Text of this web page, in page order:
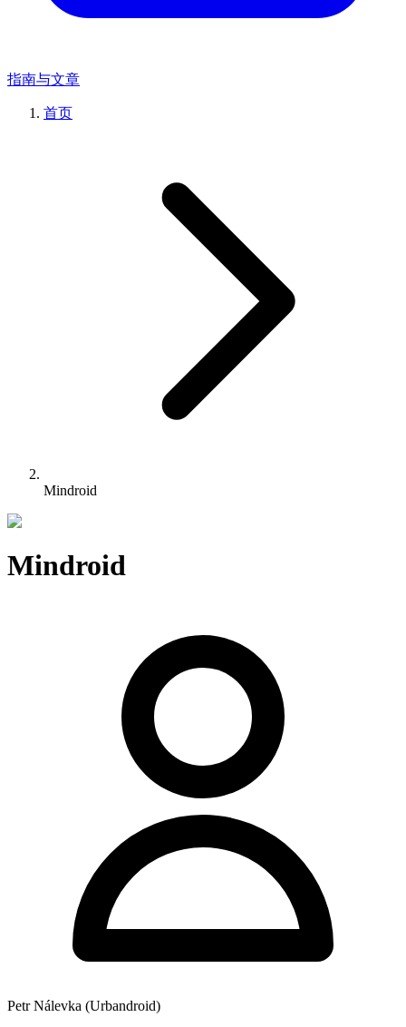
指南与文章
首页
Mindroid
Mindroid
Petr Nálevka (Urbandroid)